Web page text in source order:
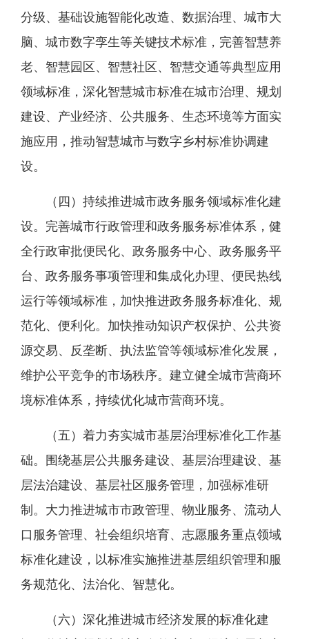
分级、基础设施智能化改造、数据治理、城市大
脑、城市数字孪生等关键技术标准，完善智慧养
老、智慧园区、智慧社区、智慧交通等典型应用
领域标准，深化智慧城市标准在城市治理、规划
建设、产业经济、公共服务、生态环境等方面实
施应用，推动智慧城市与数字乡村标准协调建
设。
（四）持续推进城市政务服务领域标准化建
设。完善城市行政管理和政务服务标准体系，健
全行政审批便民化、政务服务中心、政务服务平
台、政务服务事项管理和集成化办理、便民热线
运行等领域标准，加快推进政务服务标准化、规
范化、便利化。加快推动知识产权保护、公共资
源交易、反垄断、执法监管等领域标准化发展，
维护公平竞争的市场秩序。建立健全城市营商环
境标准体系，持续优化城市营商环境。
（五）着力夯实城市基层治理标准化工作基
础。围绕基层公共服务建设、基层治理建设、基
层法治建设、基层社区服务管理，加强标准研
制。大力推进城市市政管理、物业服务、流动人
口服务管理、社会组织培育、志愿服务重点领域
标准化建设，以标准实施推进基层组织管理和服
务规范化、法治化、智慧化。
（六）深化推进城市经济发展的标准化建